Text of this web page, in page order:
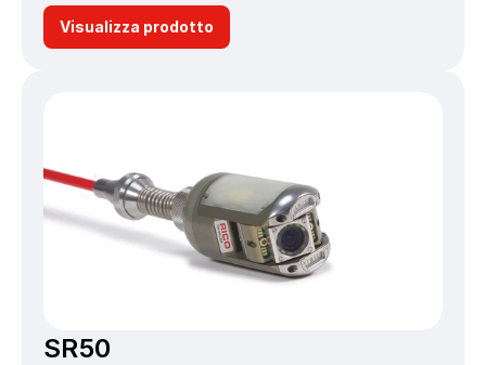
Visualizza prodotto
SR50